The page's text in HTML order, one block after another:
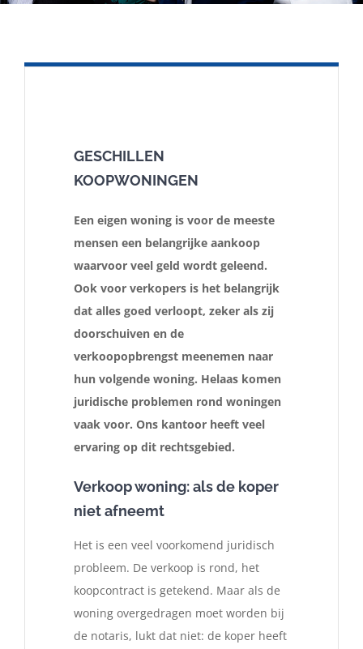
GESCHILLEN
KOOPWONINGEN
Een eigen woning is voor de meeste
mensen een belangrijke aankoop
waarvoor veel geld wordt geleend.
Ook voor verkopers is het belangrijk
dat alles goed verloopt, zeker als zij
doorschuiven en de
verkoopopbrengst meenemen naar
hun volgende woning. Helaas komen
juridische problemen rond woningen
vaak voor. Ons kantoor heeft veel
ervaring op dit rechtsgebied.
Verkoop woning: als de koper
niet afneemt
Het is een veel voorkomend juridisch
probleem. De verkoop is rond, het
koopcontract is getekend. Maar als de
woning overgedragen moet worden bij
de notaris, lukt dat niet: de koper heeft